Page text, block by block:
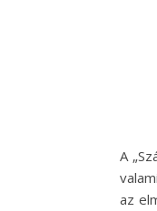
A
az